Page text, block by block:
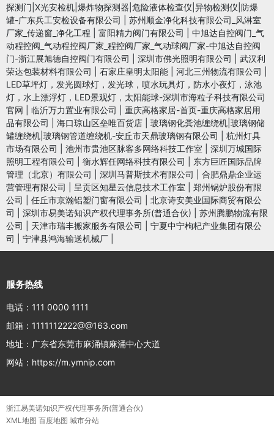
探测门|X光安检机|爆炸物探测器|危险液体检查仪|异物检测仪|防爆
罐-广东兵工安检设备有限公司
苏州顺金净化科技有限公司_风淋室
厂家_传递窗_净化工程
富阳精力阀门有限公司
中旭达自控阀门_气
动程控阀_气动程控阀厂家_程控阀厂家_气动球阀厂家-中旭达自控阀
门-浙江展旭德自控阀门有限公司
深圳市佛光照明有限公司
武汉利
荣达包装材料有限公司
石家庄皇明太阳能 河北三州物流有限公司
LED草坪灯，发光圆球灯，发光球，喷水玩具灯，防水小夜灯，泳池
灯，水上漂浮灯，LED景观灯，太阳能球-深圳市海粒子科技有限公司
官网
临沂万力置业有限公司
重庆高格家居-首页-重庆高格家居用
品有限公司
海口琼山区垒唯百货店
玻璃钢化粪池缠绕机|玻璃钢储
罐缠绕机|玻璃钢管道缠绕机-安丘市天鼎玻璃钢有限公司
杭州灯具
市场有限公司
池州市贵池区脉客多网络科技工作室
深圳万城国际
照明工程有限公司
衡水辉任网络科技有限公司
东方巨匠国际品牌
管理（北京）有限公司
深圳马普斯技术有限公司
合肥鼎鼎企业运
营管理有限公司
呈贡区知星云信息技术工作室
郑州锅炉股份有限
公司
任丘市京瀚铝塑门窗有限公司
北京诗安美业国际商贸有限公
司
深圳市易美诺知识产权代理事务所(普通合伙)
苏州腾鹏物流有限
公司
天津市瑞丰搬家服务有限公司
宁夏中宁枸杞产业集团有限公
司
宁津县鸿海输送机械厂
服务热线
电话：111 0000 1111
邮箱：1111112222@@163.com
地址：广东省东莞市麻涌镇麻涌中心大道
网站：https://m.ymnip.com
浙江易美诺知识产权代理事务所(普通合伙)
XML地图 百度地图 城市分站